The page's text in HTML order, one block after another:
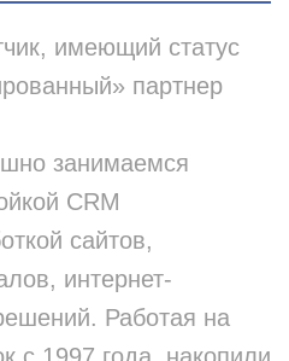
имеющий статус
партнер
занимаемся
CRM
сайтов,
интернет-
Работая на